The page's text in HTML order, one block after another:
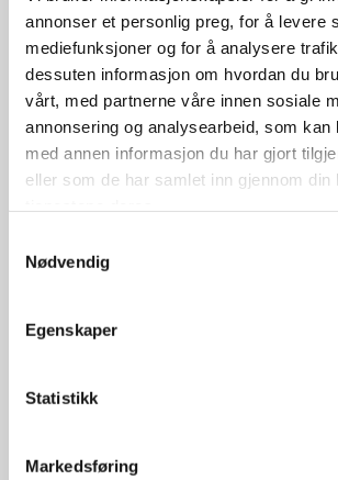
annonser et personlig preg, for å levere
mediefunksjoner og for å analysere
dessuten informasjon om hvordan du
vårt, med partnerne våre innen sosiale
annonsering og analysearbeid, som kan
med annen informasjon du har gjort
eller som de har samlet inn gjennom din
Nødvendig
Egenskaper
Statistikk
Markedsføring
Landsail LS388 185/